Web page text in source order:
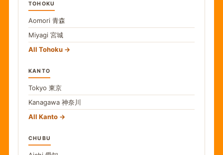
TOHOKU
Aomori 青森
Miyagi 宮城
All Tohoku
KANTO
Tokyo 東京
Kanagawa 神奈川
All Kanto
CHUBU